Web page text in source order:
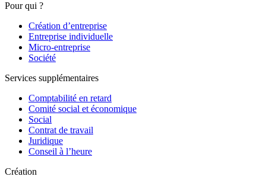
Pour qui ?
Création d’entreprise
Entreprise individuelle
Micro-entreprise
Société
Services supplémentaires
Comptabilité en retard
Comité social et économique
Social
Contrat de travail
Juridique
Conseil à l’heure
Création